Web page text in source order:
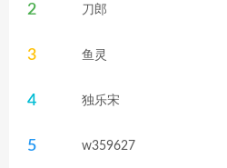
2 刀郎
3 鱼灵
4 独乐宋
5 w359627